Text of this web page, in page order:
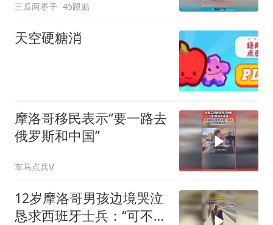
三瓜两枣子 45跟贴
天空硬糖消
摩洛哥移民表示“要一路去
俄罗斯和中国”
车马点兵V
12岁摩洛哥男孩边境哭泣
恳求西班牙士兵：“可不可